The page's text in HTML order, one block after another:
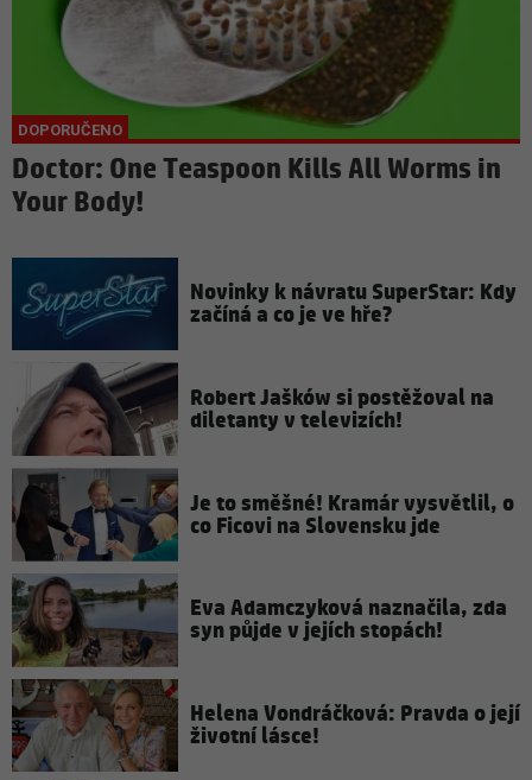
Doctor: One Teaspoon Kills All Worms in
Your Body!
Novinky k návratu SuperStar: Kdy
začíná a co je ve hře?
Robert Jašków si postěžoval na
diletanty v televizích!
Je to směšné! Kramár vysvětlil, o
co Ficovi na Slovensku jde
Eva Adamczyková naznačila, zda
syn půjde v jejích stopách!
Helena Vondráčková: Pravda o její
životní lásce!